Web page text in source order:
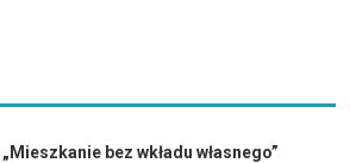
bez wkładu własnego”